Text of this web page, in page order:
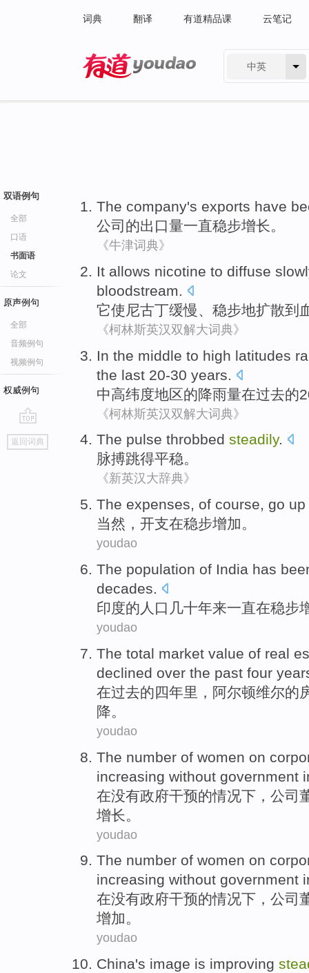
词典 翻译 有道精品课 云笔记
中英
双语例句
全部
口语
书面语
论文
原声例句
全部
音频例句
视频例句
权威例句
go
top
返回词典
The company's exports have
公司 的出口量一直稳步增长。
《牛津词典》
It allows nicotine to diffuse
bloodstream.
它使尼古丁缓慢、 稳步地扩散到
《柯林斯英汉双解大词典》
In the middle to high latitudes
the last 20-30 years.
中高纬度地区的降雨量在过去的
《柯林斯英汉双解大词典》
The pulse throbbed steadily.
脉搏跳得平稳。
《新英汉大辞典》
The expenses, of course, go up
当然 ， 开支在稳步增加。
youdao
The population of India has
decades.
印度的 人口 几十年来一直在稳步
youdao
The total market value of real
declined over the past four
在过去的四年里，阿尔顿维尔的
降。
youdao
The number of women on
increasing without government
在没有政府干预的情况下， 公司
增长 。
youdao
The number of women on
increasing without government
在没有政府干预的情况下， 公司
增加。
youdao
China's image is improving